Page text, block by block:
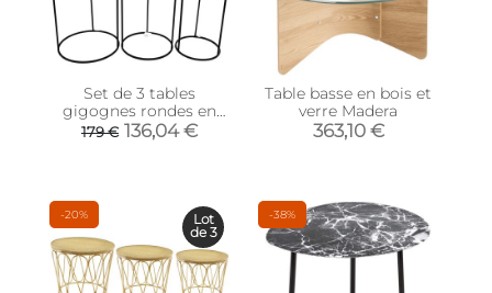
Set de 3 tables
gigognes rondes en
métal plateau
aluminium
179 € 136,04 €
Table basse en bois et
verre Madera
363,10 €
-20%
Lot
de 3
-38%